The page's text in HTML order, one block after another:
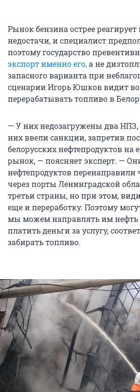
Рынок бензина острее
недостачи, и специалист
поэтому государство
экспорт именно его,а не
запасного варианта при
сценарии Игорь Юшков видит
перерабатывать топливо в
— У них недозагружены два НПЗ,
них ввели санкции, запретив
белорусских нефтепродуктов на
рынок, — поясняет эксперт. —
нефтепродуктов перенаправили
через порты Ленинградской
третьи страны, но при этом,
еще и переработку. Поэтому
мы можем направлять им нефть
платить деньги за услугу,
забирать топливо.